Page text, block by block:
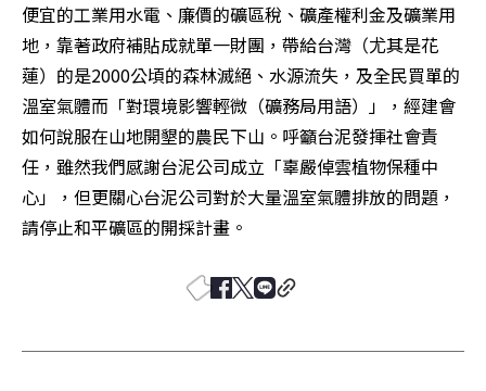
便宜的工業用水電、廉價的礦區稅、礦產權利金及礦業用
地，靠著政府補貼成就單一財團，帶給台灣（尤其是花
蓮）的是2000公頃的森林滅絕、水源流失，及全民買單的
溫室氣體而「對環境影響輕微（礦務局用語）」，經建會
如何說服在山地開墾的農民下山。呼籲台泥發揮社會責
任，雖然我們感謝台泥公司成立「辜嚴倬雲植物保種中
心」，但更關心台泥公司對於大量溫室氣體排放的問題，
請停止和平礦區的開採計畫。